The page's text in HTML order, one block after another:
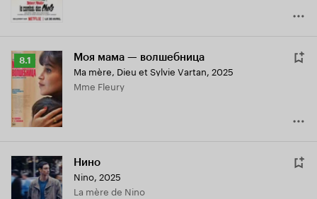
Рейтинг
Кинопоиска
8.1
8.1 Моя мама — волшебница
Ma mère, Dieu et Sylvie Vartan, 2025
Mme Fleury
Нино
Nino, 2025
La mère de Nino